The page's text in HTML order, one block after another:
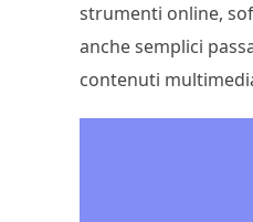
strumenti online,
anche semplici
contenuti